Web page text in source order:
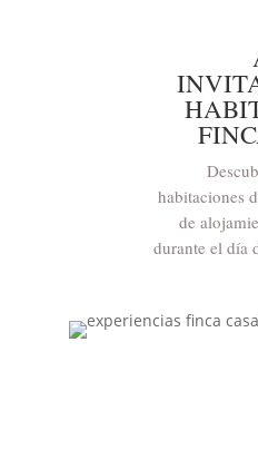
habitaciones
de
durante el día